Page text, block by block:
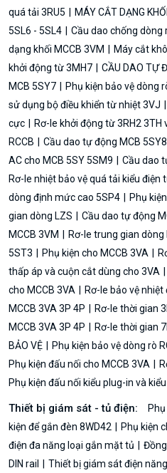
quá tải 3RU5
MÁY CẮT DẠNG
5SL6 - 5SL4
Cầu dao chống dòng
dạng khối MCCB 3VM
Máy cắt
khởi động từ 3MH7
CẦU DAO TỰ
MCB 5SY7
Phụ kiện bảo vệ dòng
sử dụng bộ điều khiển từ nhiệt 3VJ
cực
Rơ-le khởi động từ 3RH2 3TH
RCCB
Cầu dao tự động MCB 5SY8
AC cho MCB 5SY 5SM9
Cầu dao
Rơ-le nhiệt bảo vệ quá tải kiểu điện
dòng định mức cao 5SP4
Phụ
gian dòng LZS
Cầu dao tự động
MCCB 3VM
Rơ-le trung gian dòng
5ST3
Phụ kiện cho MCCB 3VA
thấp áp và cuộn cắt dùng cho 3VA
cho MCCB 3VA
Rơ-le bảo vệ nhiệt
MCCB 3VA 3P 4P
Rơ-le thời gian
MCCB 3VA 3P 4P
Rơ-le thời gian
BẢO VỆ
Phụ kiện bảo vệ dòng rò
Phụ kiện đấu nối cho MCCB 3VA
Phụ kiện đấu nối kiểu plug-in và
Thiết bị giám sát - tủ điện:
kiện để gắn đèn 8WD42
Phụ kiện
điện đa năng loại gắn mặt tủ
DIN rail
Thiết bị giám sát điện